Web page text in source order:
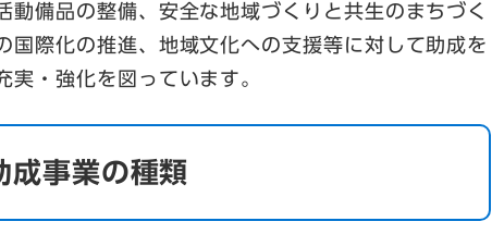
動備品の整備、安全な地域づくりと共生のまちづく
国際化の推進、地域文化への支援等に対して助成を
実・強化を図っています。
成事業の種類